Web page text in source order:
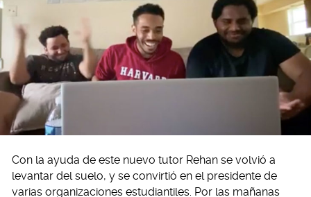
Con la ayuda de este nuevo tutor Rehan se volvió a
levantar del suelo, y se convirtió en el presidente de
varias organizaciones estudiantiles. Por las mañanas